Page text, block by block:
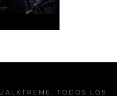
. TODOS LOS